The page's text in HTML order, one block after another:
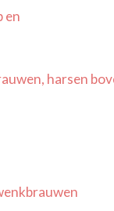
en
harsen
de